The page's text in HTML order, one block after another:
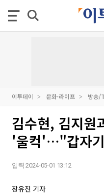
이투데이 문화·라이프 방송/
김수현, 김지원
'울컥'…"갑자
입력 2024-05-01 13:12
장유진 기자